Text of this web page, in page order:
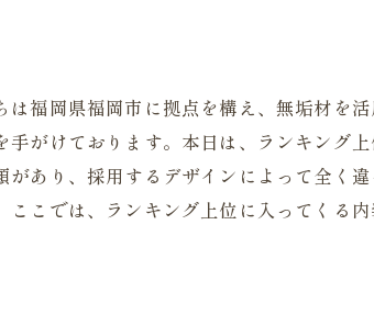
福岡県福岡市に拠点を構え、無垢材を
がけております。本日は、ランキング
あり、採用するデザインによって全く
こでは、ランキング上位に入ってくる